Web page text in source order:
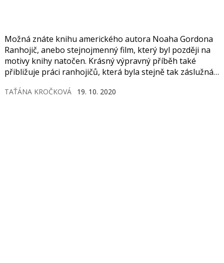
Možná znáte knihu amerického autora Noaha Gordona
Ranhojič, anebo stejnojmenný film, který byl později na
motivy knihy natočen. Krásný výpravný příběh také
přibližuje práci ranhojičů, která byla stejně tak záslužná
TAŤÁNA KROČKOVÁ 19. 10. 2020